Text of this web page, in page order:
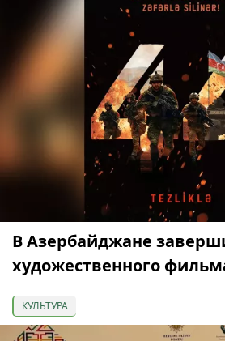
В Азербайджане
художественного
КУЛЬТУРА